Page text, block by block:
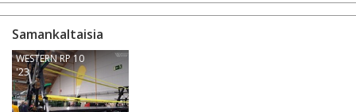
Samankaltaisia
WESTERN RP 10
'23